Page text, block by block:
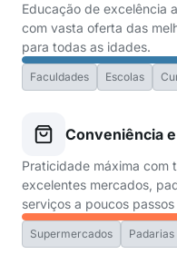
Educação de excelência
com vasta oferta das
para todas as idades.
Faculdades Escolas
Conveniência
Praticidade máxima com
excelentes mercados,
serviços a poucos
Supermercados Padarias